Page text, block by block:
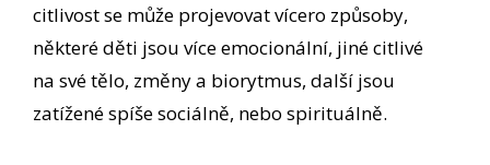
citlivost se může projevovat vícero způsoby,
některé děti jsou více emocionální, jiné citlivé
na své tělo, změny a biorytmus, další jsou
zatížené spíše sociálně, nebo spirituálně.